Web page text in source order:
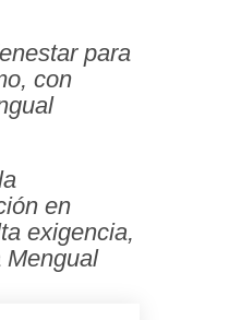
para
con
en
exigencia,
Mengual